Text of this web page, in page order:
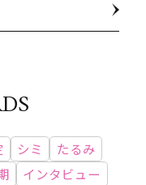
シミ
たるみ
インタビュー